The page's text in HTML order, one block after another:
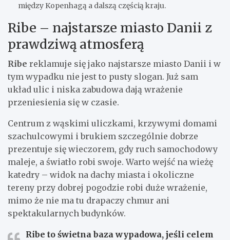
między Kopenhagą a dalszą częścią kraju.
Ribe – najstarsze miasto Danii z
prawdziwą atmosferą
Ribe reklamuje się jako najstarsze miasto Danii i w
tym wypadku nie jest to pusty slogan. Już sam
układ ulic i niska zabudowa dają wrażenie
przeniesienia się w czasie.
Centrum z wąskimi uliczkami, krzywymi domami
szachulcowymi i brukiem szczególnie dobrze
prezentuje się wieczorem, gdy ruch samochodowy
maleje, a światło robi swoje. Warto wejść na wieżę
katedry – widok na dachy miasta i okoliczne
tereny przy dobrej pogodzie robi duże wrażenie,
mimo że nie ma tu drapaczy chmur ani
spektakularnych budynków.
Ribe to świetna baza wypadowa, jeśli celem